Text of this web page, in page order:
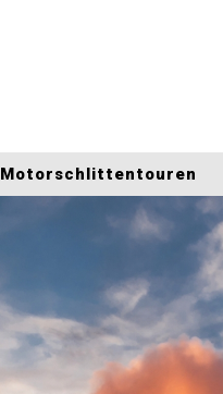
Motorschlittentouren